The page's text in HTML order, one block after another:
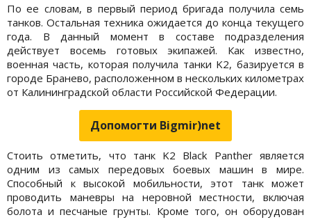
По ее словам, в первый период бригада получила семь
танков. Остальная техника ожидается до конца текущего
года. В данный момент в составе подразделения
действует восемь готовых экипажей. Как известно,
военная часть, которая получила танки K2, базируется в
городе Бранево, расположенном в нескольких километрах
от Калининградской области Российской Федерации.
Допомогти Bigmir)net
Стоить отметить, что танк K2 Black Panther является
одним из самых передовых боевых машин в мире.
Способный к высокой мобильности, этот танк может
проводить маневры на неровной местности, включая
болота и песчаные грунты. Кроме того, он оборудован